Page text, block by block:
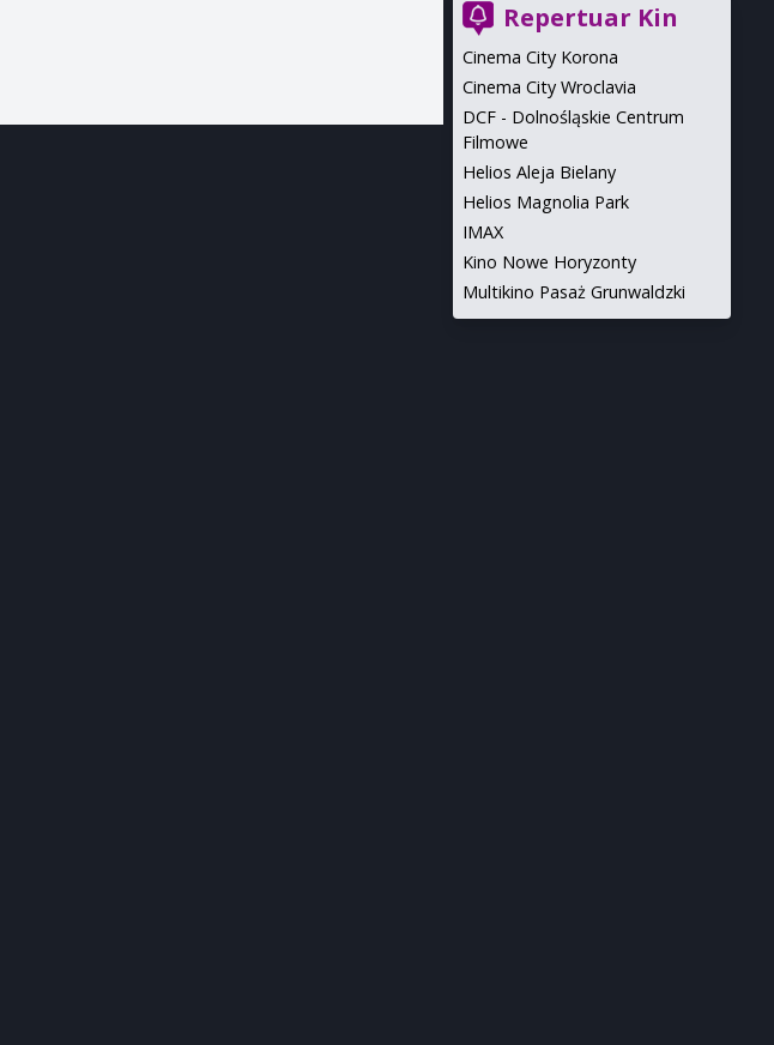
Repertuar Kin
Cinema City Korona
Cinema City Wroclavia
DCF - Dolnośląskie Centrum
Filmowe
Helios Aleja Bielany
Helios Magnolia Park
IMAX
Kino Nowe Horyzonty
Multikino Pasaż Grunwaldzki